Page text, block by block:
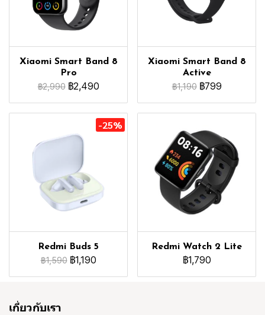
Xiaomi Smart Band 8
Pro
฿2,990 ฿2,490
Xiaomi Smart Band 8
Active
฿1,190 ฿799
-25%
Redmi Buds 5
฿1,590 ฿1,190
Redmi Watch 2 Lite
฿1,790
เกี่ยวกับเรา